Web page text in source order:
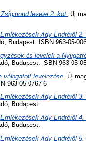
levelei 2. köt. Új
Emlékezések Ady Endréről 2.
Budapest. ISBN 963-05-
és levelek a
Budapest. ISBN 963-05-
válogatott levelezése. Új
963-05-0767-6
Emlékezések Ady Endréről 3.
Budapest.
Emlékezések Ady Endréről 4.
Budapest.
Emlékezések Ady Endréről 5.